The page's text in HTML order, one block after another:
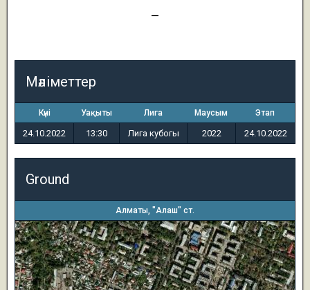
—
Мәліметтер
Күні Уақыты Лига Маусым Этап
24.10.2022 13:30 Лига кубогы 2022 24.10.2022
Ground
Алматы, "Алаш" ст.